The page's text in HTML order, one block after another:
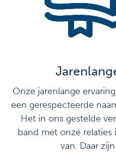
Onze jarenlange
een gerespecteerde
Het in ons gestelde
band met onze relaties
van. Daar